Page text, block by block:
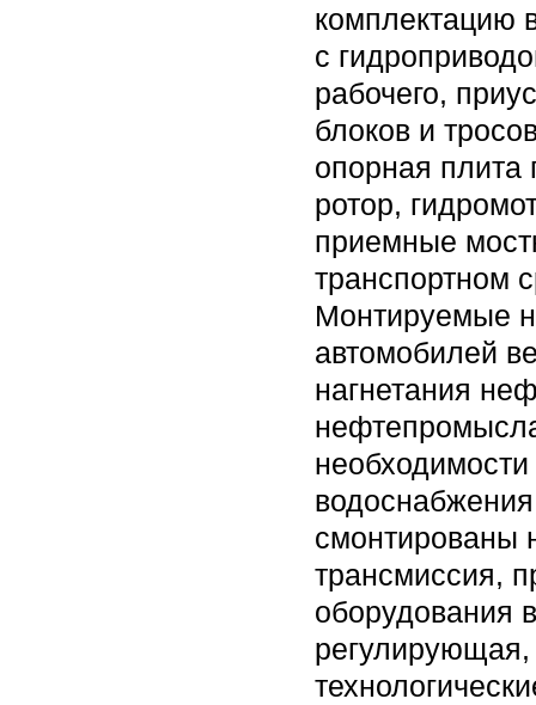
комплектацию
с
рабочего,
блоков и
опорная плита
ротор,
приемные
транспортном
Монтируемые
автомобилей
нагнетания
смонтированы
трансмиссия,
оборудования
регулирующая,